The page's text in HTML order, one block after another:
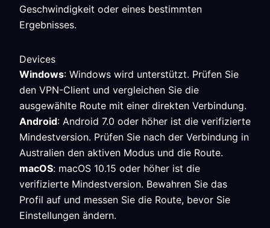
Geschwindigkeit oder eines bestimmten
Ergebnisses.
Devices
Windows: Windows wird unterstützt. Prüfen Sie
den VPN-Client und vergleichen Sie die
ausgewählte Route mit einer direkten Verbindung.
Android: Android 7.0 oder höher ist die verifizierte
Mindestversion. Prüfen Sie nach der Verbindung in
Australien den aktiven Modus und die Route.
macOS: macOS 10.15 oder höher ist die
verifizierte Mindestversion. Bewahren Sie das
Profil auf und messen Sie die Route, bevor Sie
Einstellungen ändern.